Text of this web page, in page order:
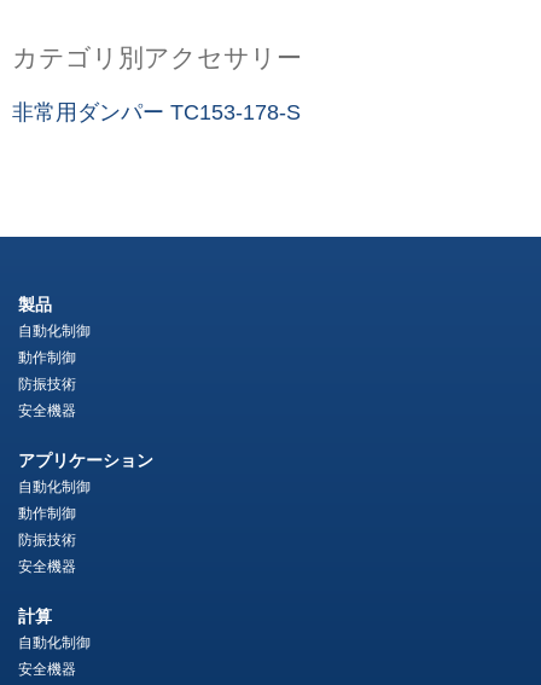
カテゴリ別アクセサリー
非常用ダンパー TC153-178-S
製品
自動化制御
動作制御
防振技術
安全機器
アプリケーション
自動化制御
動作制御
防振技術
安全機器
計算
自動化制御
安全機器